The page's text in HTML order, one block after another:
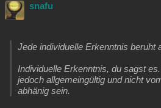
snafu
Jede individuelle Erkenntnis beruht
Individuelle Erkenntnis, du sagst
jedoch allgemeingültig und nicht
abhänig sein.